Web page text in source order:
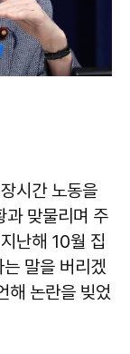
시간 노동을
과 맞물리며 주
난해 10월 집
말을 버리겠
해 논란을 빚었